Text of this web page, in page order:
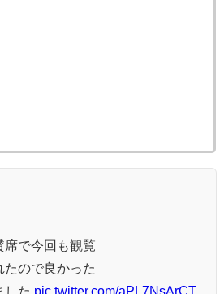
席で今回も観覧
ので良かった
した pic.twitter.com/aPL7NsArCT